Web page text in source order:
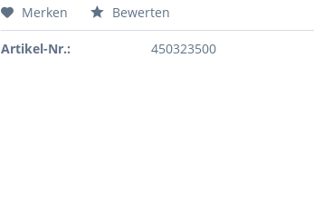
Merken Bewerten
Artikel-Nr.: 450323500